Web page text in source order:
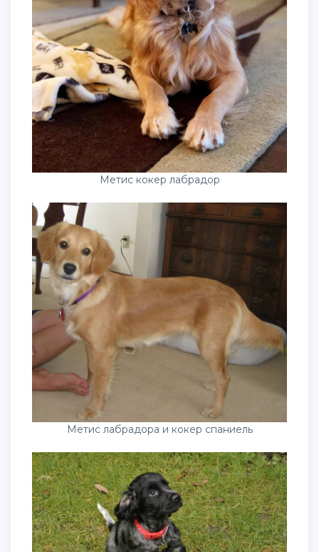
Метис кокер лабрадор
Метис лабрадора и кокер спаниель